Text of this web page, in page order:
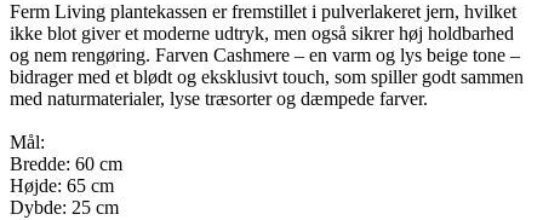
Ferm Living plantekassen er fremstillet i pulverlakeret jern, hvilket
ikke blot giver et moderne udtryk, men også sikrer høj holdbarhed
og nem rengøring. Farven Cashmere – en varm og lys beige tone –
bidrager med et blødt og eksklusivt touch, som spiller godt sammen
med naturmaterialer, lyse træsorter og dæmpede farver.
Mål:
Bredde: 60 cm
Højde: 65 cm
Dybde: 25 cm